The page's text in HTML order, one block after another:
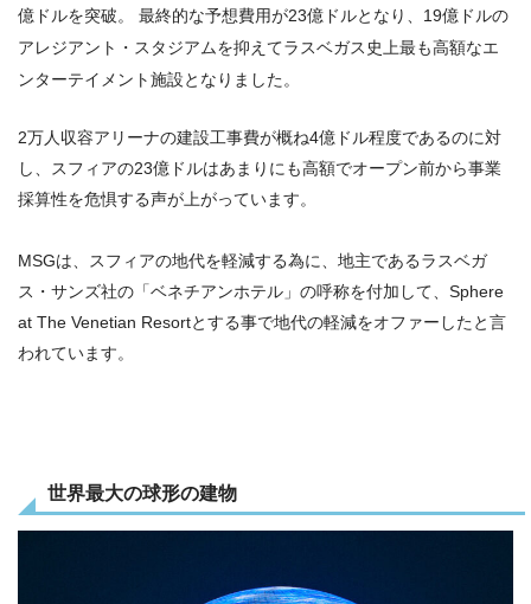
億ドルを突破。 最終的な予想費用が23億ドルとなり、19億ドルの
アレジアント・スタジアムを抑えてラスベガス史上最も高額なエ
ンターテイメント施設となりました。
2万人収容アリーナの建設工事費が概ね4億ドル程度であるのに対
し、スフィアの23億ドルはあまりにも高額でオープン前から事業
採算性を危惧する声が上がっています。
MSGは、スフィアの地代を軽減する為に、地主であるラスベガ
ス・サンズ社の「ベネチアンホテル」の呼称を付加して、Sphere
at The Venetian Resortとする事で地代の軽減をオファーしたと言
われています。
世界最大の球形の建物